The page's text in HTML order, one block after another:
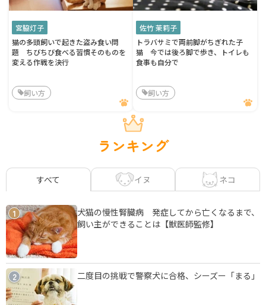
宮脇灯子
猫の多頭飼いで起きた盗み食い問
題 ちびちび食べる習慣そのものを
変える作戦を決行
飼い方
佐竹 茉莉子
トラバサミで両前脚がちぎれた子
猫 今では後ろ脚で歩き、トイレも
食事も自分で
飼い方
ランキング
すべて イヌ ネコ
1
犬猫の慢性腎臓病 発症してから亡くなるまで、
飼い主ができることは【獣医師監修】
2 二度目の挑戦で警察犬に合格、シーズー「まる」